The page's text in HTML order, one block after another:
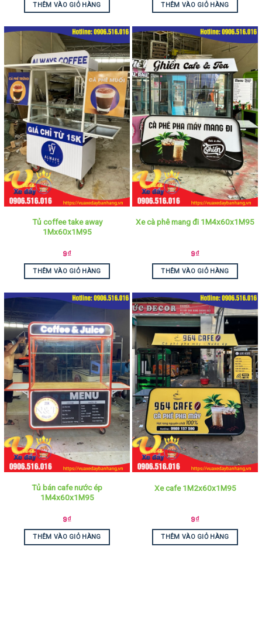
THÊM VÀO GIỎ HÀNG THÊM VÀO GIỎ HÀNG
Tủ coffee take away
1Mx60x1M95
9₫
THÊM VÀO GIỎ HÀNG
Xe cà phê mang đi 1M4x60x1M95
9₫
THÊM VÀO GIỎ HÀNG
Tủ bán cafe nước ép
1M4x60x1M95
9₫
THÊM VÀO GIỎ HÀNG
Xe cafe 1M2x60x1M95
9₫
THÊM VÀO GIỎ HÀNG